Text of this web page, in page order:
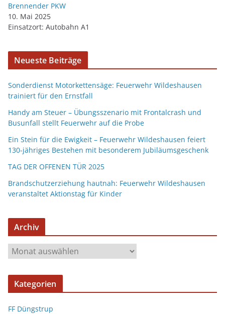
Brennender PKW
10. Mai 2025
Einsatzort: Autobahn A1
Neueste Beiträge
Sonderdienst Motorkettensäge: Feuerwehr Wildeshausen
trainiert für den Ernstfall
Handy am Steuer – Übungsszenario mit Frontalcrash und
Busunfall stellt Feuerwehr auf die Probe
Ein Stein für die Ewigkeit – Feuerwehr Wildeshausen feiert
130-jähriges Bestehen mit besonderem Jubiläumsgeschenk
TAG DER OFFENEN TÜR 2025
Brandschutzerziehung hautnah: Feuerwehr Wildeshausen
veranstaltet Aktionstag für Kinder
Archiv
Kategorien
FF Düngstrup